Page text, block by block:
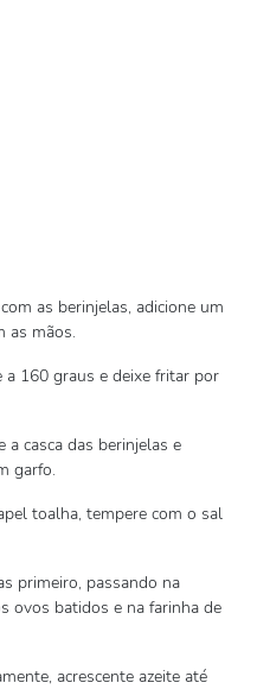
as berinjelas, adicione um
as mãos.
a 160 graus e deixe fritar por
a casca das berinjelas e
garfo.
toalha, tempere com o sal
primeiro, passando na
ovos batidos e na farinha de
acrescente azeite até